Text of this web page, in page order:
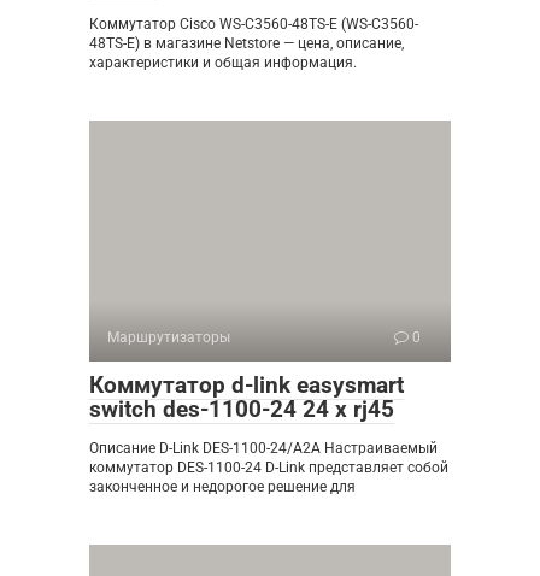
Коммутатор Cisco WS-C3560-48TS-E (WS-C3560-
48TS-E) в магазине Netstore — цена, описание,
характеристики и общая информация.
Маршрутизаторы 0
Коммутатор d-link easysmart
switch des-1100-24 24 x rj45
Описание D-Link DES-1100-24/A2A Настраиваемый
коммутатор DES-1100-24 D-Link представляет собой
законченное и недорогое решение для